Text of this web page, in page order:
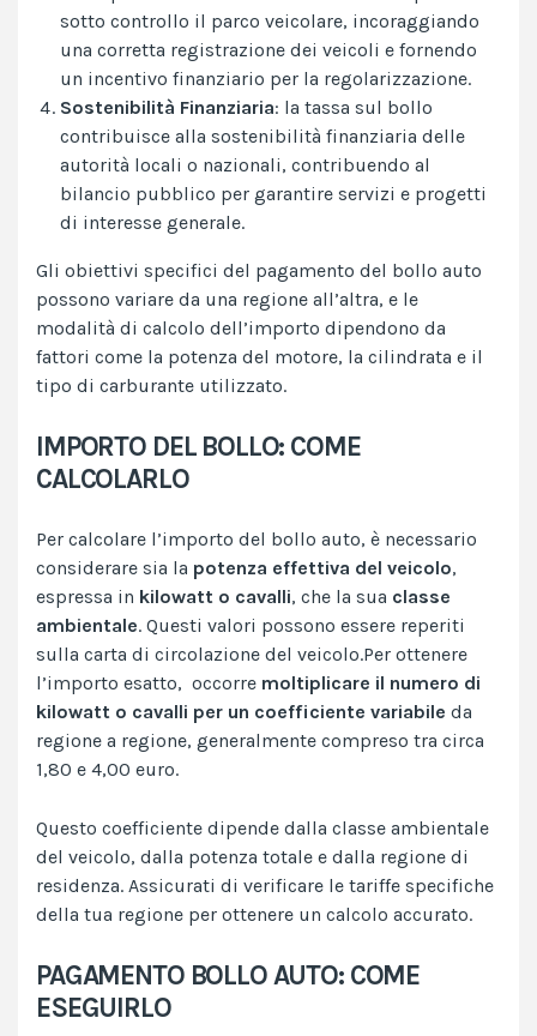
sotto controllo il parco veicolare, incoraggiando
una corretta registrazione dei veicoli e fornendo
un incentivo finanziario per la regolarizzazione.
Sostenibilità Finanziaria: la tassa sul bollo
contribuisce alla sostenibilità finanziaria delle
autorità locali o nazionali, contribuendo al
bilancio pubblico per garantire servizi e progetti
di interesse generale.
Gli obiettivi specifici del pagamento del bollo auto
possono variare da una regione all’altra, e le
modalità di calcolo dell’importo dipendono da
fattori come la potenza del motore, la cilindrata e il
tipo di carburante utilizzato.
IMPORTO DEL BOLLO: COME
CALCOLARLO
Per calcolare l’importo del bollo auto, è necessario
considerare sia la potenza effettiva del veicolo,
espressa in kilowatt o cavalli, che la sua classe
ambientale. Questi valori possono essere reperiti
sulla carta di circolazione del veicolo.Per ottenere
l’importo esatto, occorre moltiplicare il numero di
kilowatt o cavalli per un coefficiente variabile da
regione a regione, generalmente compreso tra circa
1,80 e 4,00 euro.
Questo coefficiente dipende dalla classe ambientale
del veicolo, dalla potenza totale e dalla regione di
residenza. Assicurati di verificare le tariffe specifiche
della tua regione per ottenere un calcolo accurato.
PAGAMENTO BOLLO AUTO: COME
ESEGUIRLO